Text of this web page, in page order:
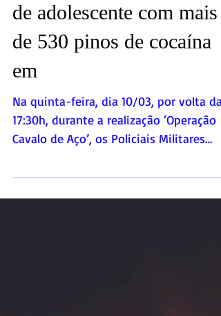
de adolescente com mais
de 530 pinos de cocaína
em
Na quinta-feira, dia 10/03, por volta das
17:30h, durante a realização ‘Operação
Cavalo de Aço’, os Policiais Militares